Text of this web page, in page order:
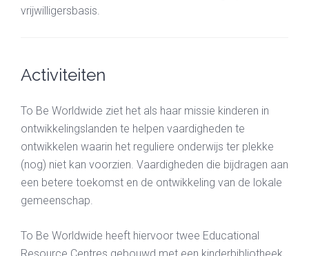
vrijwilligersbasis.
Activiteiten
To Be Worldwide ziet het als haar missie kinderen in
ontwikkelingslanden te helpen vaardigheden te
ontwikkelen waarin het reguliere onderwijs ter plekke
(nog) niet kan voorzien. Vaardigheden die bijdragen aan
een betere toekomst en de ontwikkeling van de lokale
gemeenschap.
To Be Worldwide heeft hiervoor twee Educational